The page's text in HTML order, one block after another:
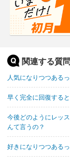
関連する質
人気になりつつある
早く完全に回復する
今後どのようにレッ
んて言うの？
好きになりつつある